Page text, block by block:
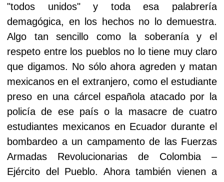
"todos unidos" y toda esa palabrería
demagógica, en los hechos no lo demuestra.
Algo tan sencillo como la soberanía y el
respeto entre los pueblos no lo tiene muy claro
que digamos. No sólo ahora agreden y matan
mexicanos en el extranjero, como el estudiante
preso en una cárcel española atacado por la
policía de ese país o la masacre de cuatro
estudiantes mexicanos en Ecuador durante el
bombardeo a un campamento de las Fuerzas
Armadas Revolucionarias de Colombia –
Ejército del Pueblo. Ahora también vienen a